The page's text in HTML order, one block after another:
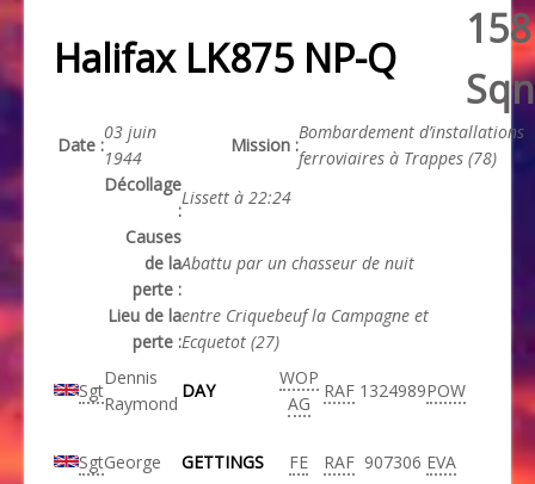
Halifax LK875 NP-Q
158
Sqn
Date :
03 juin
1944
Mission :
Bombardement d’installations
ferroviaires à Trappes (78)
Décollage
:
Lissett à 22:24
Causes
de la
perte :
Abattu par un chasseur de nuit
Lieu de la
perte :
entre Criquebeuf la Campagne et
Ecquetot (27)
Sgt
Dennis
Raymond
DAY
WOP
AG
RAF 1324989POW
SgtGeorge GETTINGS FE RAF 907306 EVA